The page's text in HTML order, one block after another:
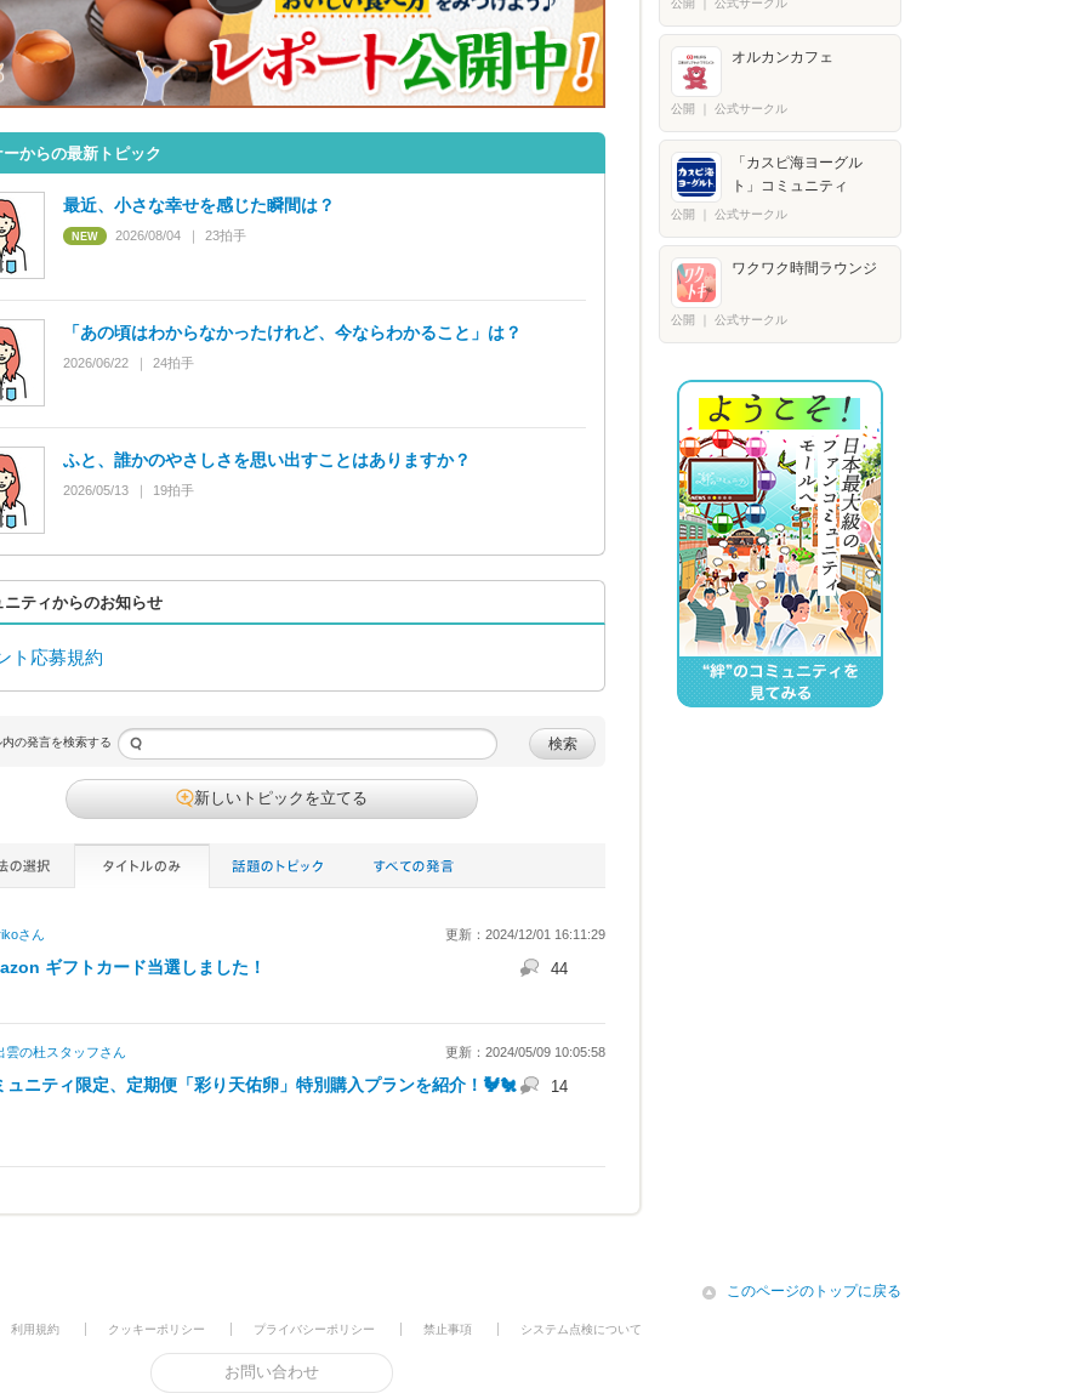
からの最新トピック
最近、小さな幸せを感じた瞬間は？
2026/08/04 23拍手
「あの頃はわからなかったけれど、今ならわかること」は？
2026/06/22 24拍手
ふと、誰かのやさしさを思い出すことはありますか？
2026/05/13 19拍手
ニティからのお知らせ
ト応募規約
の発言を検索する 検索
新しいトピックを立てる
さん 更新：2024/12/01 16:11:29
ギフトカード当選しました！ 44
雲の杜スタッフさん 更新：2024/05/09 10:05:58
ュニティ限定、定期便「彩り天佑卵」特別購入プランを紹介！🐓🐔 14
公開 公式サークル
オルカンカフェ
公開 公式サークル
「カスピ海ヨーグル
ト」コミュニティ
公開 公式サークル
ワクワク時間ラウンジ
公開 公式サークル
icon
このページのトップに戻る
利用規約 クッキーポリシー プライバシーポリシー 禁止事項 システム点検について
お問い合わせ